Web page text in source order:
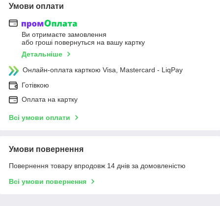
Умови оплати
Ви отримаєте замовлення
або гроші повернуться на вашу картку
Детальніше
Онлайн-оплата карткою Visa, Mastercard - LiqPay
Готівкою
Оплата на картку
Всі умови оплати
Умови повернення
Повернення товару впродовж 14 днів за домовленістю
Всі умови повернення